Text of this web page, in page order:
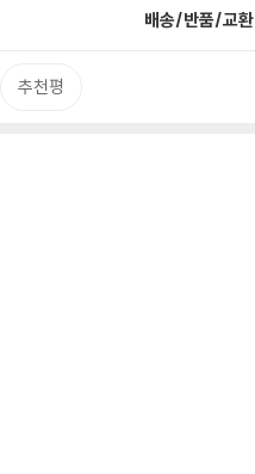
배송/반품/교환
추천평